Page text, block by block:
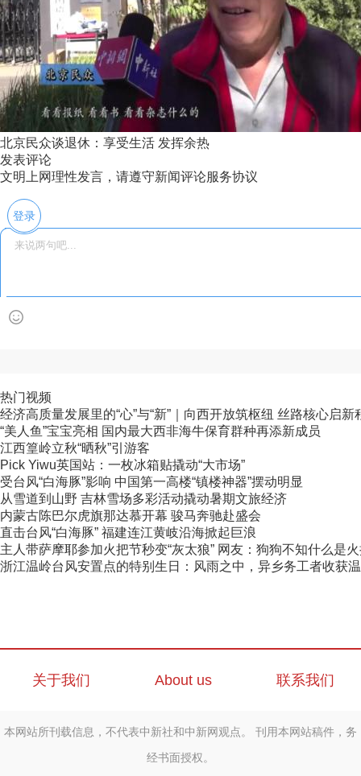
北京民众谈退休：享受生活 发挥余热
发表评论
文明上网理性发言，请遵守新闻评论服务协议
登录
热门视频
经济高质量发展里的“心”与“新”｜向西开放筑枢纽 丝路核心启新
“美人鱼”宝宝亮相 国内最大西非海牛保育群种再添新成员
江西篁岭立秋“晒秋”引游客
Pick Yiwu英国站：一枚冰箱贴撬动“大市场”
受台风“白海豚”影响 中国第一高楼“镇楼神器”摆动明显
从雪道到山野 吉林雪场多彩活动撬动暑期文旅经济
内蒙古陈巴尔虎旗那达慕开幕 骏马奔驰赴盛会
直击台风“白海豚” 福建连江黄岐沿海掀起巨浪
主人带萨摩耶参加火把节秒变“灰太狼” 网友：狗狗不知什么是
浙江温岭台风安置点的特别生日：风雨之中，异乡务工者收获
关于我们 About us 联系我们
本网站所刊载信息，不代表中新社和中新网观点。 刊用本网站稿件，务
经书面授权。